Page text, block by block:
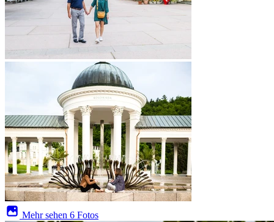
Mehr sehen 6 Fotos